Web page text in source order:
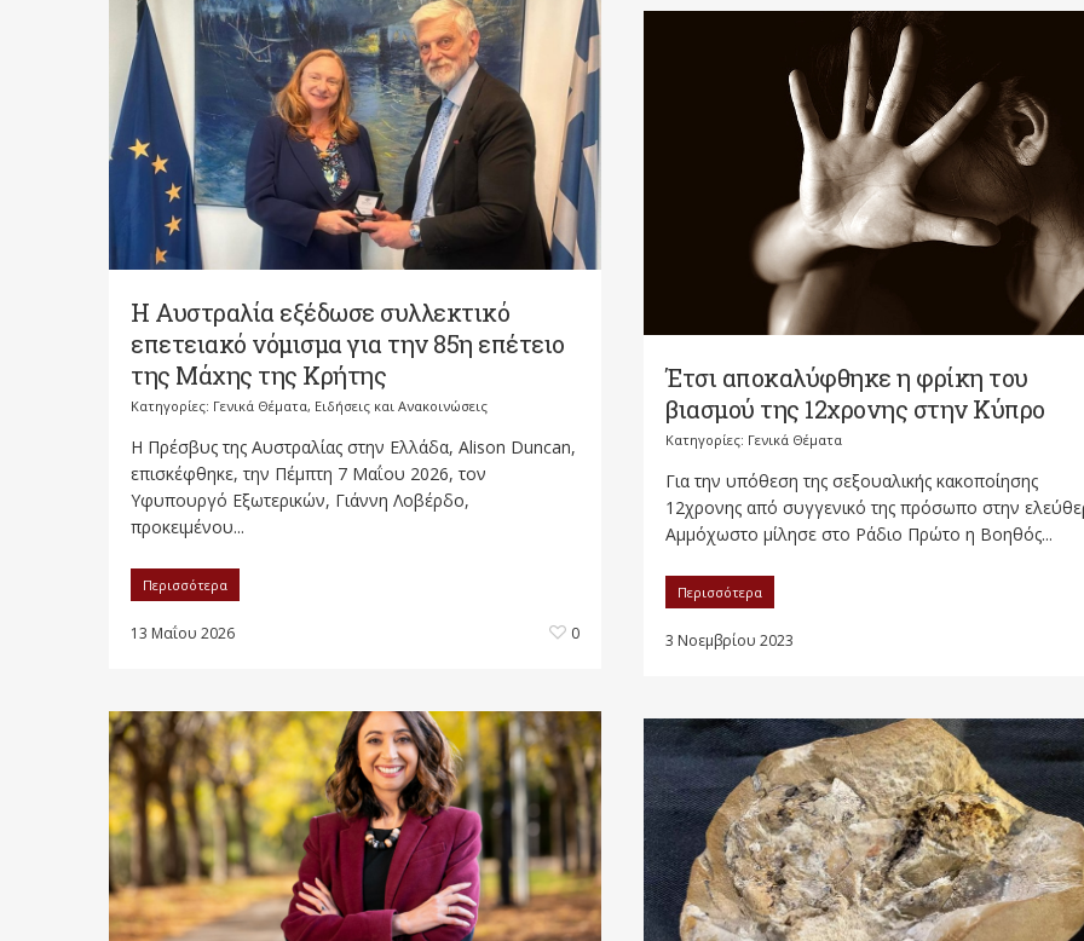
Η Αυστραλία εξέδωσε συλλεκτικό
επετειακό νόμισμα για την 85η επέτειο
της Μάχης της Κρήτης
Κατηγορίες: Γενικά Θέματα, Ειδήσεις και Ανακοινώσεις
H Πρέσβυς της Αυστραλίας στην Ελλάδα, Alison Duncan,
επισκέφθηκε, την Πέμπτη 7 Μαΐου 2026, τον
Υφυπουργό Εξωτερικών, Γιάννη Λοβέρδο,
προκειμένου...
Περισσότερα
13 Μαΐου 2026 0
Έτσι αποκαλύφθηκε η φρίκη του
βιασμού της 12χρονης στην Κύπρο
Κατηγορίες: Γενικά Θέματα
Για την υπόθεση της σεξουαλικής κακοποίησης
12χρονης από συγγενικό της πρόσωπο στην
Αμμόχωστο μίλησε στο Ράδιο Πρώτο η Βοηθός...
Περισσότερα
3 Νοεμβρίου 2023